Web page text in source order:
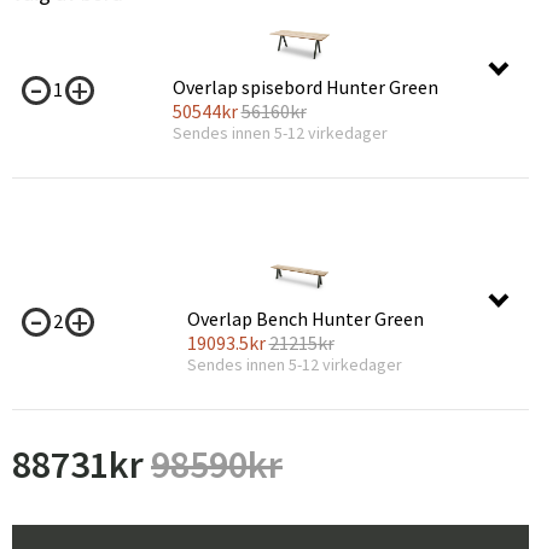
1
Overlap spisebord Hunter Green
50544kr56160kr
Sendes innen 5-12 virkedager
2
Overlap Bench Hunter Green
19093.5kr21215kr
Sendes innen 5-12 virkedager
88731kr98590kr